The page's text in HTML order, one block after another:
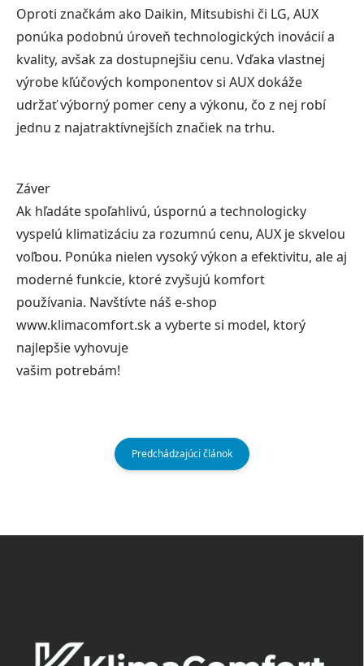
Oproti značkám ako Daikin, Mitsubishi či LG, AUX
ponúka podobnú úroveň technologických inovácií a
kvality, avšak za dostupnejšiu cenu. Vďaka vlastnej
výrobe kľúčových komponentov si AUX dokáže
udržať výborný pomer ceny a výkonu, čo z nej robí
jednu z najatraktívnejších značiek na trhu.
Záver
Ak hľadáte spoľahlivú, úspornú a technologicky
vyspelú klimatizáciu za rozumnú cenu, AUX je skvelou
voľbou. Ponúka nielen vysoký výkon a efektivitu, ale aj
moderné funkcie, ktoré zvyšujú komfort
používania. Navštívte náš e-shop
www.klimacomfort.sk a vyberte si model, ktorý
najlepšie vyhovuje
vašim potrebám!
Predchádzajúci článok